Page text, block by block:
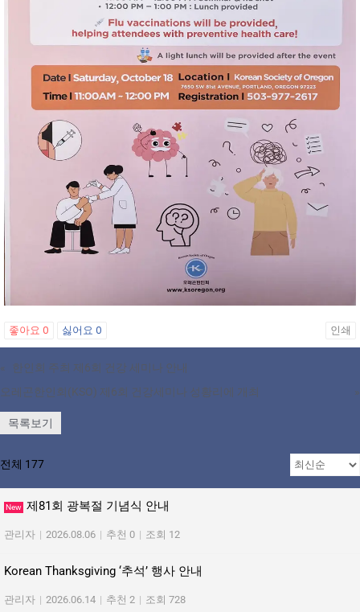
좋아요 0 싫어요 0 인쇄
«
한인회 주최 제6회 건강 세미나 안내
오레곤한인회(KSO) 제6회 건강세미나 성황리에 개최
»
목록보기
전체 177
New 제81회 광복절 기념식 안내
관리자 | 2026.08.06 | 추천 0 | 조회 12
Korean Thanksgiving ‘추석’ 행사 안내
관리자 | 2026.06.14 | 추천 2 | 조회 728